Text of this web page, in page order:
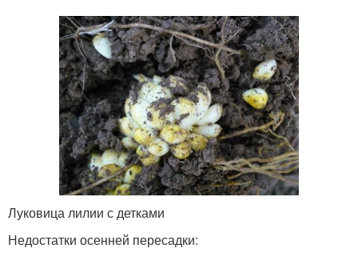
Луковица лилии с детками
Недостатки осенней пересадки: